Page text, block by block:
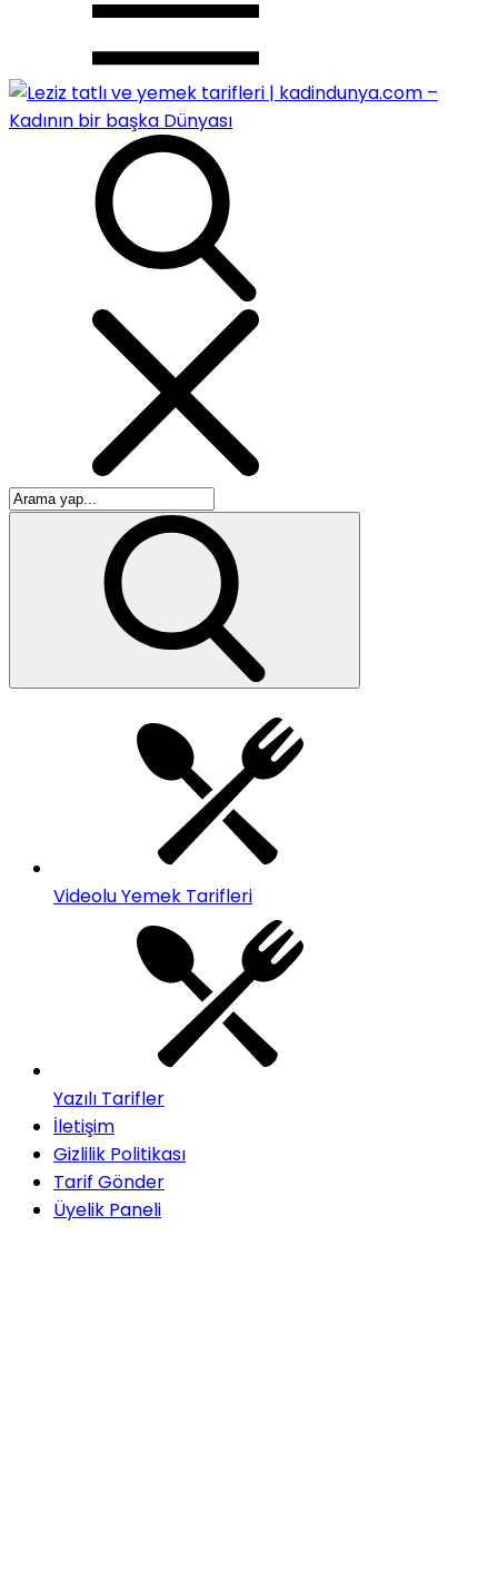
Videolu Yemek Tarifleri
Yazılı Tarifler
İletişim
Gizlilik Politikası
Tarif Gönder
Üyelik Paneli